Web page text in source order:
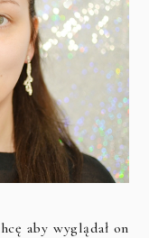
aby wyglądał on